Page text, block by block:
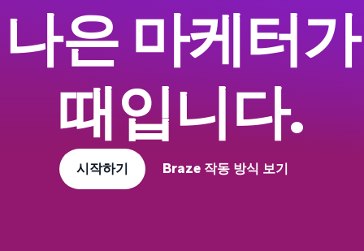
은 마케터
때입니다.
시작하기 Braze 작동 방식 보기